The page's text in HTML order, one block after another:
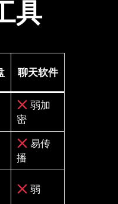
具
聊天软件
弱加
密
易传
播
弱